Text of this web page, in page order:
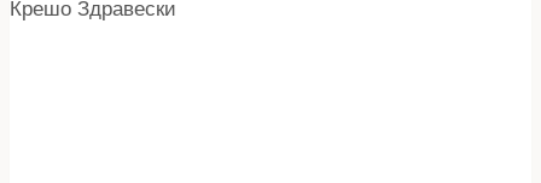
АЛЕКСАНДАР